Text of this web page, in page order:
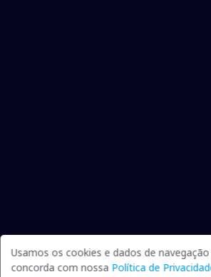
Usamos os cookies e dados de
concorda com nossa Política de